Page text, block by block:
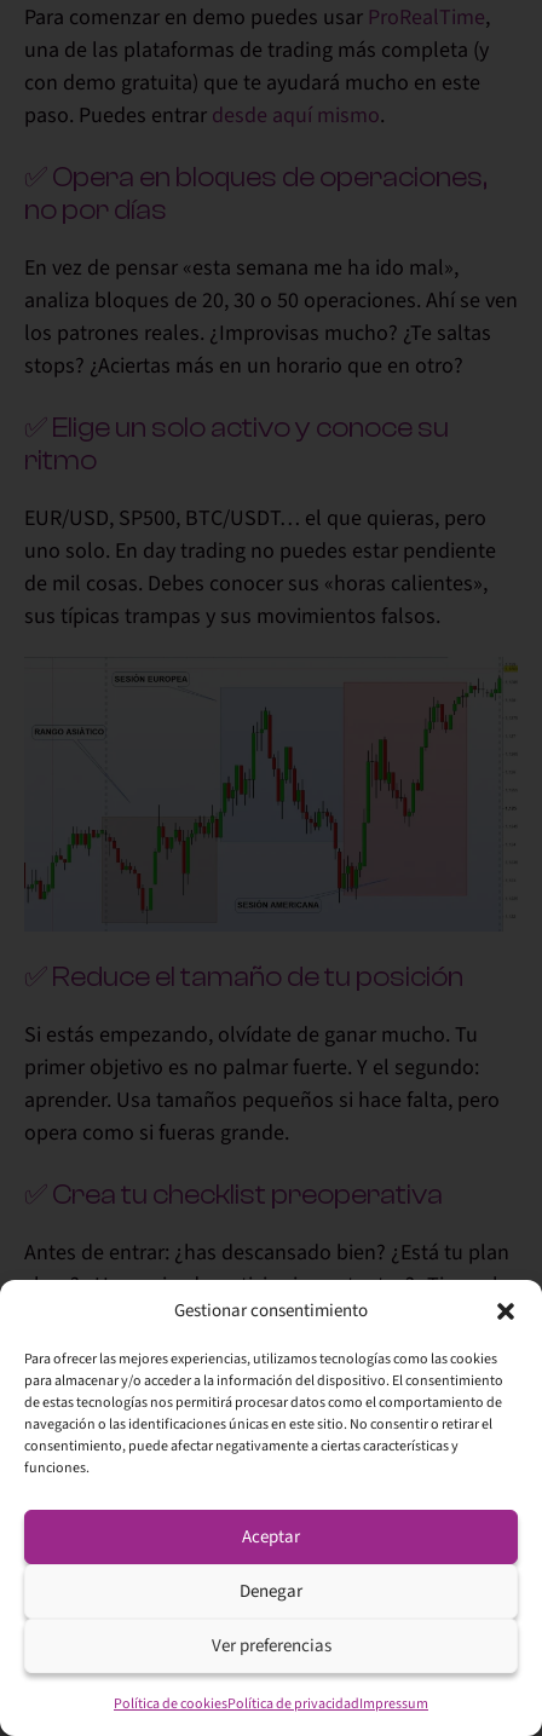
Gestionar consentimiento
Para ofrecer las mejores experiencias, utilizamos tecnologías como las cookies
para almacenar y/o acceder a la información del dispositivo. El consentimiento
de estas tecnologías nos permitirá procesar datos como el comportamiento de
navegación o las identificaciones únicas en este sitio. No consentir o retirar el
consentimiento, puede afectar negativamente a ciertas características y
funciones.
Aceptar
Denegar
Ver preferencias
Política de cookiesPolítica de privacidadImpressum
Para comenzar en demo puedes usar ProRealTime,
una de las plataformas de trading más completa (y
con demo gratuita) que te ayudará mucho en este
paso. Puedes entrar desde aquí mismo.
✅ Opera en bloques de operaciones,
no por días
En vez de pensar «esta semana me ha ido mal»,
analiza bloques de 20, 30 o 50 operaciones. Ahí se ven
los patrones reales. ¿Improvisas mucho? ¿Te saltas
stops? ¿Aciertas más en un horario que en otro?
✅ Elige un solo activo y conoce su
ritmo
EUR/USD, SP500, BTC/USDT… el que quieras, pero
uno solo. En day trading no puedes estar pendiente
de mil cosas. Debes conocer sus «horas calientes»,
sus típicas trampas y sus movimientos falsos.
✅ Reduce el tamaño de tu posición
Si estás empezando, olvídate de ganar mucho. Tu
primer objetivo es no palmar fuerte. Y el segundo:
aprender. Usa tamaños pequeños si hace falta, pero
opera como si fueras grande.
✅ Crea tu checklist preoperativa
Antes de entrar: ¿has descansado bien? ¿Está tu plan
claro? ¿Has revisado noticias importantes? ¿Tienes la
cabeza donde debe estar?
🎯 La clave:Entrena primero los hábitos.
Los beneficios llegarán después.
Preguntas frecuentes sobre
day trading
¿Es legal el day trading en España?